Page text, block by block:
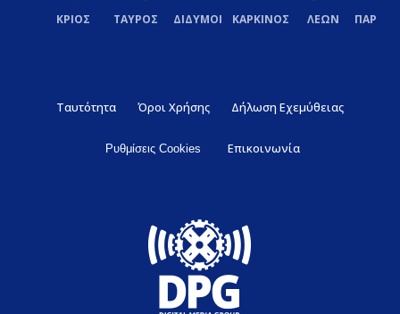
ΚΡΙΟΣ ΤΑΥΡΟΣ ΔΙΔΥΜΟΙ ΚΑΡΚΙΝΟΣ ΛΕΩΝ
Ταυτότητα Όροι Χρήσης Δήλωση Εχεμύθειας
Ρυθμίσεις Cookies Επικοινωνία